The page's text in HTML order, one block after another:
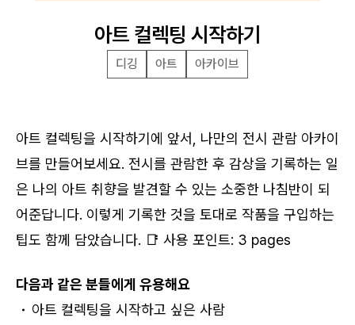
아트 컬렉팅 시작하기
디깅 아트 아카이브
아트 컬렉팅을 시작하기에 앞서, 나만의 전시 관람 아카이
브를 만들어보세요. 전시를 관람한 후 감상을 기록하는 일
은 나의 아트 취향을 발견할 수 있는 소중한 나침반이 되
어준답니다. 이렇게 기록한 것을 토대로 작품을 구입하는
팁도 함께 담았습니다. 📑 사용 포인트: 3 pages
다음과 같은 분들에게 유용해요
아트 컬렉팅을 시작하고 싶은 사람
로그인
카카오로 시작하기